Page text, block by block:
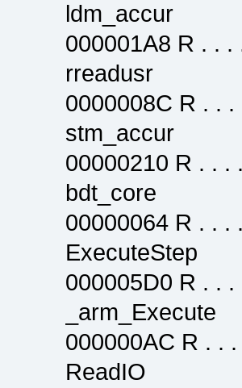
ldm_accur
000001A8 R . . .
rreadusr
0000008C R . . .
stm_accur
00000210 R . . .
bdt_core
00000064 R . . .
ExecuteStep
000005D0 R . . .
000000AC R . .
ReadIO